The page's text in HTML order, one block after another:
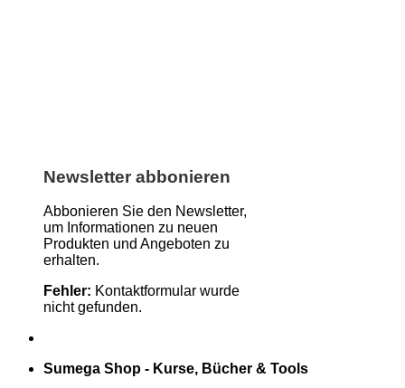
Newsletter abbonieren
Abbonieren Sie den Newsletter,
um Informationen zu neuen
Produkten und Angeboten zu
erhalten.
Fehler: Kontaktformular wurde
nicht gefunden.
Sumega Shop - Kurse, Bücher & Tools